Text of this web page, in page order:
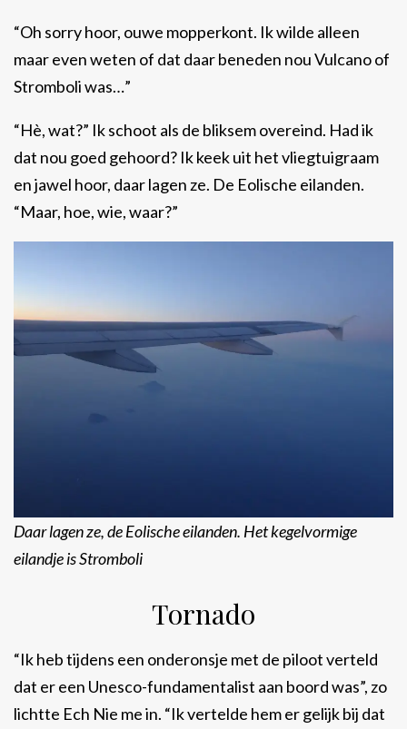
“Oh sorry hoor, ouwe mopperkont. Ik wilde alleen
maar even weten of dat daar beneden nou Vulcano of
Stromboli was…”
“Hè, wat?” Ik schoot als de bliksem overeind. Had ik
dat nou goed gehoord? Ik keek uit het vliegtuigraam
en jawel hoor, daar lagen ze. De Eolische eilanden.
“Maar, hoe, wie, waar?”
Daar lagen ze, de Eolische eilanden. Het kegelvormige
eilandje is Stromboli
Tornado
“Ik heb tijdens een onderonsje met de piloot verteld
dat er een Unesco-fundamentalist aan boord was”, zo
lichtte Ech Nie me in. “Ik vertelde hem er gelijk bij dat